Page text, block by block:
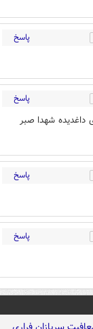
پاسخ
پاسخ
داغدیده شهدا صبر
پاسخ
پاسخ